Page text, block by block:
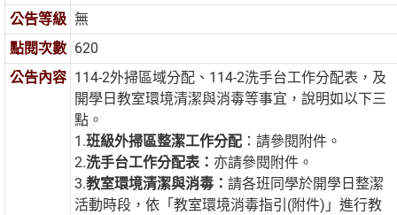
公告等級 無
點閱次數 620
公告內容 114-2外掃區域分配、114-2洗手台工作分配表，及
開學日教室環境清潔與消毒等事宜，說明如以下三
點。
1.班級外掃區整潔工作分配 ：請參閱附件。
2.洗手台工作分配表： 亦請參閱附件。
3.教室環境清潔與消毒：請各班同學於開學日整潔
活動時段，依「教室環境消毒指引(附件)」進行教